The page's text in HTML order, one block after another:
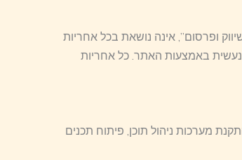
ופרסום”, אינה נושאת בכל אחריות
באמצעות האתר. כל אחריות
מערכות ניהול תוכן, פיתוח תכנים